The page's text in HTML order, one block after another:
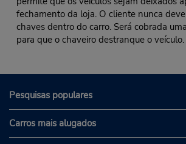
fechamento da loja. O cliente nunca
chaves dentro do carro. Será cobrada
para que o chaveiro destranque o veículo.
Pesquisas populares
Carros mais alugados